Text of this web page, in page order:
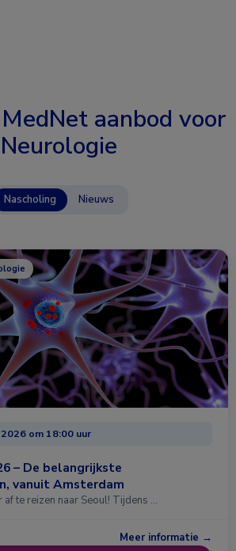
aanbod voor
Neurologie
Nascholing Nieuws
om 18:00 uur
– De belangrijkste
vanuit Amsterdam
te reizen naar Seoul! Tijdens …
Meer informatie →